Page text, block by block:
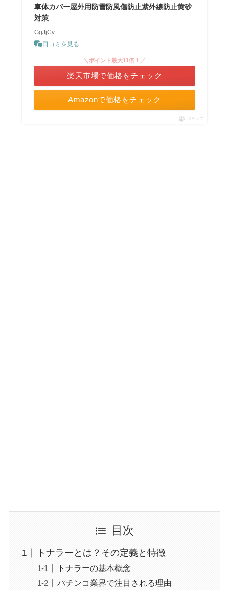
車体カバー屋外用防雪防風傷防止紫外線防止黄砂
対策
GgJjCv
口コミを見る
Amazonで価格をチェック
＼ポイント最大11倍！／
楽天市場で価格をチェック
ポチップ
目次
トナラーとは？その定義と特徴
トナラーの基本概念
パチンコ業界で注目される理由